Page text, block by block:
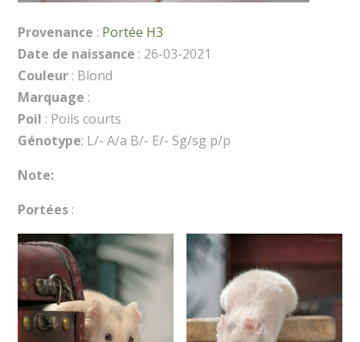
Provenance : Portée H3
Date de naissance : 26-03-2021
Couleur: Blond
Marquage :
Poil : Poils courts
Génotype: L/- A/a B/- E/- Sg/sg p/p
Note:
Portées: